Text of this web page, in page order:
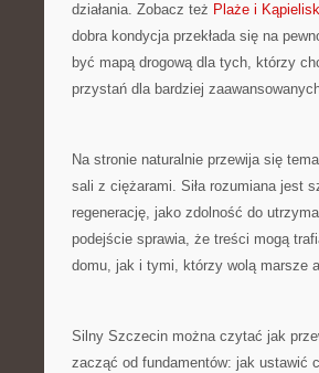
działania. Zobacz też Plaże i
dobra kondycja przekłada się na
być mapą drogową dla tych, którzy
przystań dla bardziej
Na stronie naturalnie przewija się
sali z ciężarami. Siła rozumiana jest
regenerację, jako zdolność do
podejście sprawia, że treści mogą
domu, jak i tymi, którzy wolą marsze
Silny Szczecin można czytać jak
zacząć od fundamentów: jak ustawić